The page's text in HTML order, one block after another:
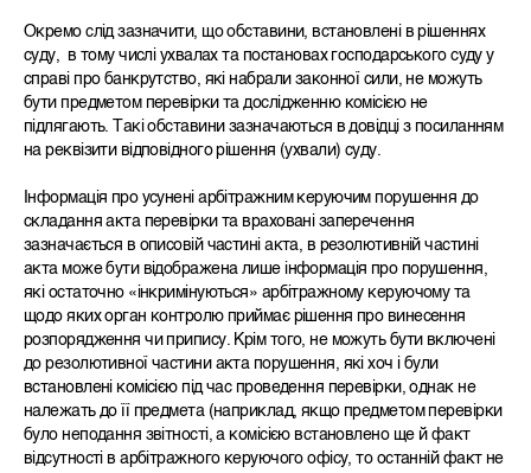
Окремо слід зазначити, що обставини, встановлені в рішеннях
суду, в тому числі ухвалах та постановах господарського суду у
справі про банкрутство, які набрали законної сили, не можуть
бути предметом перевірки та дослідженню комісією не
підлягають. Такі обставини зазначаються в довідці з посиланням
на реквізити відповідного рішення (ухвали) суду.
Інформація про усунені арбітражним керуючим порушення до
складання акта перевірки та враховані заперечення
зазначається в описовій частині акта, в резолютивній частині
акта може бути відображена лише інформація про порушення,
які остаточно «інкримінуються» арбітражному керуючому та
щодо яких орган контролю приймає рішення про винесення
розпорядження чи припису. Крім того, не можуть бути включені
до резолютивної частини акта порушення, які хоч і були
встановлені комісією під час проведення перевірки, однак не
належать до її предмета (наприклад, якщо предметом перевірки
було неподання звітності, а комісією встановлено ще й факт
відсутності в арбітражного керуючого офісу, то останній факт не